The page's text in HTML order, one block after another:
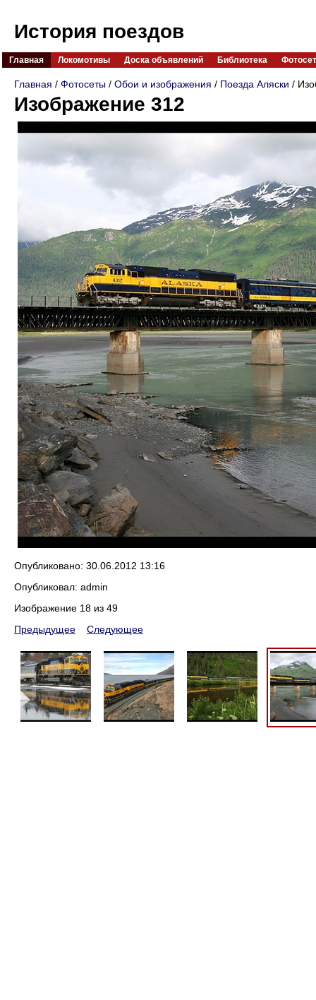
История поездов
Главная Локомотивы Доска объявлений Библиотека
Главная / Фотосеты / Обои и изображения / Поезда Аляски /
Изображение 312
Опубликовано: 30.06.2012 13:16
Опубликовал: admin
Изображение 18 из 49
Предыдущее
Следующее